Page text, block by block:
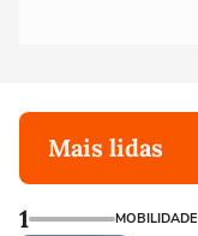
Mais lidas
1 MOBILIDADE